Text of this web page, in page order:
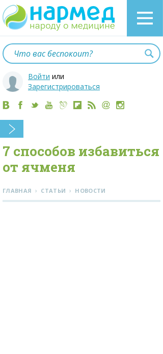
Войти или
Зарегистрироваться
7 способов избавиться
от ячменя
ГЛАВНАЯ › СТАТЬИ › НОВОСТИ